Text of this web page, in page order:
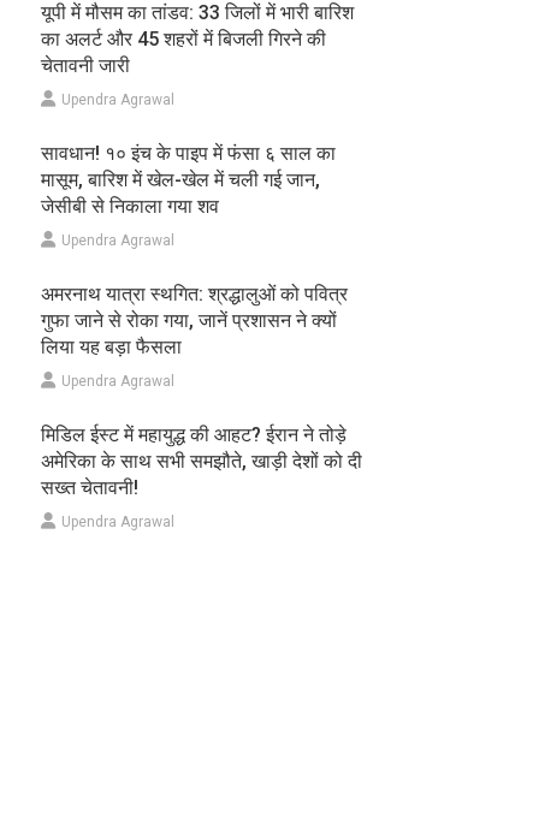
यूपी में मौसम का तांडव: 33 जिलों में भारी बारिश
का अलर्ट और 45 शहरों में बिजली गिरने की
चेतावनी जारी
Upendra Agrawal
सावधान! १० इंच के पाइप में फंसा ६ साल का
मासूम, बारिश में खेल-खेल में चली गई जान,
जेसीबी से निकाला गया शव
Upendra Agrawal
अमरनाथ यात्रा स्थगित: श्रद्धालुओं को पवित्र
गुफा जाने से रोका गया, जानें प्रशासन ने क्यों
लिया यह बड़ा फैसला
Upendra Agrawal
मिडिल ईस्ट में महायुद्ध की आहट? ईरान ने तोड़े
अमेरिका के साथ सभी समझौते, खाड़ी देशों को दी
सख्त चेतावनी!
Upendra Agrawal